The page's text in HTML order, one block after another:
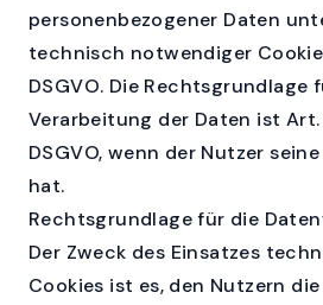
personenbezogener Daten
technisch notwendiger
DSGVO. Die Rechtsgrundlage
Verarbeitung der Daten ist Art.
DSGVO, wenn der Nutzer
hat.
Rechtsgrundlage für die
Der Zweck des Einsatzes
Cookies ist es, den Nutzern